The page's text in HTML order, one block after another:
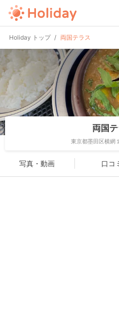
Holiday トップ 両国テラス
両国
東京都墨田区横網
写真・動画 口コ